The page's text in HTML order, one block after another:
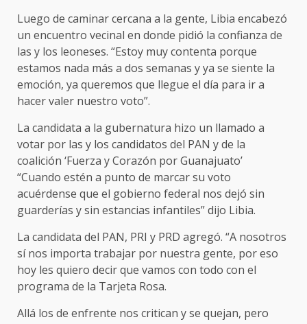
Luego de caminar cercana a la gente, Libia encabezó
un encuentro vecinal en donde pidió la confianza de
las y los leoneses. “Estoy muy contenta porque
estamos nada más a dos semanas y ya se siente la
emoción, ya queremos que llegue el día para ir a
hacer valer nuestro voto”.
La candidata a la gubernatura hizo un llamado a
votar por las y los candidatos del PAN y de la
coalición ‘Fuerza y Corazón por Guanajuato’
“Cuando estén a punto de marcar su voto
acuérdense que el gobierno federal nos dejó sin
guarderías y sin estancias infantiles” dijo Libia.
La candidata del PAN, PRI y PRD agregó. “A nosotros
sí nos importa trabajar por nuestra gente, por eso
hoy les quiero decir que vamos con todo con el
programa de la Tarjeta Rosa.
Allá los de enfrente nos critican y se quejan, pero